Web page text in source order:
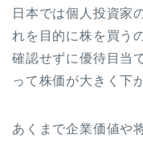
日本では個人投資家
れを目的に株を買う
確認せずに優待目当
って株価が大きく下
あくまで企業価値や